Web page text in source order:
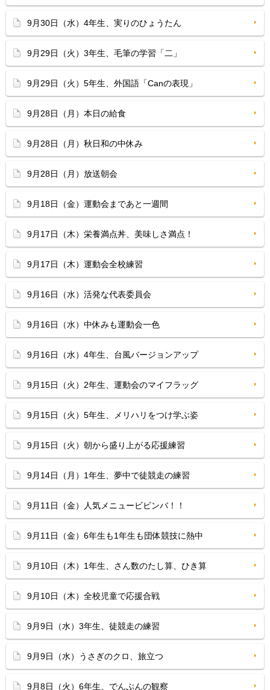
9月30日（水）4年生、実りのひょうたん
9月29日（火）3年生、毛筆の学習「二」
9月29日（火）5年生、外国語「Canの表現」
9月28日（月）本日の給食
9月28日（月）秋日和の中休み
9月28日（月）放送朝会
9月18日（金）運動会まであと一週間
9月17日（木）栄養満点丼、美味しさ満点！
9月17日（木）運動会全校練習
9月16日（水）活発な代表委員会
9月16日（水）中休みも運動会一色
9月16日（水）4年生、台風バージョンアップ
9月15日（火）2年生、運動会のマイフラッグ
9月15日（火）5年生、メリハリをつけ学ぶ姿
9月15日（火）朝から盛り上がる応援練習
9月14日（月）1年生、夢中で徒競走の練習
9月11日（金）人気メニュービビンバ！！
9月11日（金）6年生も1年生も団体競技に熱中
9月10日（木）1年生、さん数のたし算、ひき算
9月10日（木）全校児童で応援合戦
9月9日（水）3年生、徒競走の練習
9月9日（水）うさぎのクロ、旅立つ
9月8日（火）6年生、でんぷんの観察